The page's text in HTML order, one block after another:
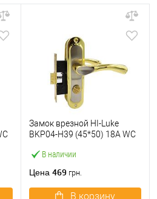
В наличии
Замок врезной HI-Luke
BKP04-H39 (45*50) 18A WC
Цена 469 грн.
В корзину